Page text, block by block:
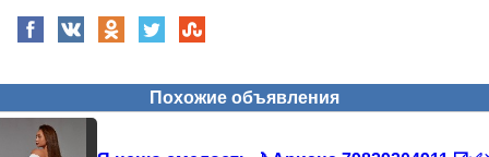
Похожие объявления